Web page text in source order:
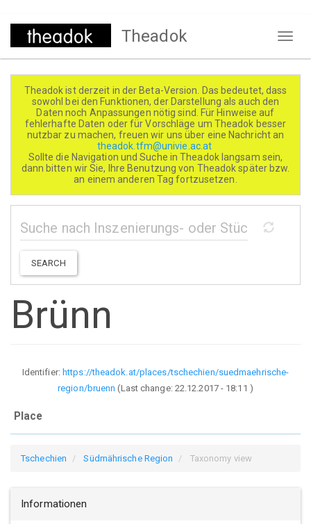
Direkt
Theadok
Theadok ist derzeit in der Beta-Version. Das bedeutet, dass
sowohl bei den Funktionen, der Darstellung als auch den
Daten noch Anpassungen nötig sind. Für Hinweise auf
fehlerhafte Daten oder für Vorschläge um Theadok besser
nutzbar zu machen, freuen wir uns über eine Nachricht an
theadok.tfm@univie.ac.at
Sollte die Navigation und Suche in Theadok langsam sein,
dann bitten wir Sie, Ihre Benutzung von Theadok später bzw.
an einem anderen Tag fortzusetzen.
SEARCH
Brünn
Identifier: https://theadok.at/places/tschechien/suedmaehrische-
region/bruenn (Last change: 22.12.2017 - 18:11 )
Place
Tschechien Südmährische Region Taxonomy view
Informationen